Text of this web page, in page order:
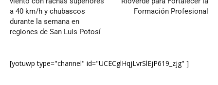
a 40 km/h y chubascos
durante la semana en
regiones de San Luis Potosí
Formación Profesional
[yotuwp type="channel" id="UCECglHqjLvrSlEjP619_zjg" ]